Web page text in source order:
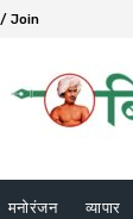
Join
मनोरंजन व्यापार